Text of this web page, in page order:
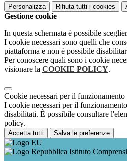
Personalizza Rifiuta tutti i cookies
Gestione cookie
In questa schermata è possibile
I cookie necessari sono quelli che
piattaforma e non è possibile
Per conoscere quali sono i cookie
visionare la COOKIE POLICY.
Cookie necessari per il funzionamento
I cookie necessari per il
disabilitati. È possibile consultare
policy.
Accetta tutti Salva le preferenze
Istituto